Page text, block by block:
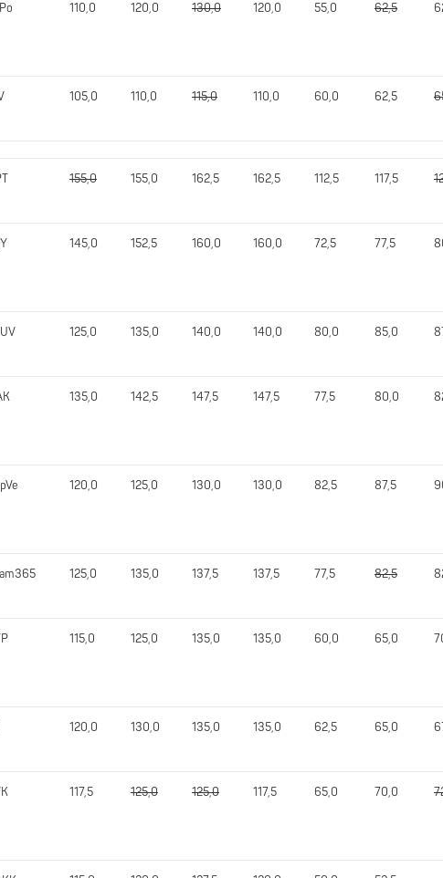
110,0 120,0 130,0 120,0 55,0 62,5
105,0 110,0 115,0 110,0 60,0 62,5
155,0 155,0 162,5 162,5 112,5 117,5
145,0 152,5 160,0 160,0 72,5 77,5
125,0 135,0 140,0 140,0 80,0 85,0
135,0 142,5 147,5 147,5 77,5 80,0
120,0 125,0 130,0 130,0 82,5 87,5
125,0 135,0 137,5 137,5 77,5 82,5
115,0 125,0 135,0 135,0 60,0 65,0
120,0 130,0 135,0 135,0 62,5 65,0
117,5 125,0 125,0 117,5 65,0 70,0